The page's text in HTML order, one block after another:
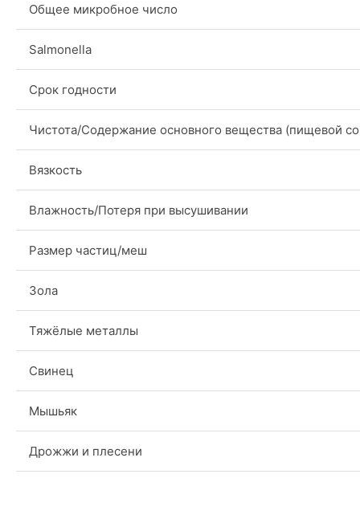
Общее микробное число
Salmonella
Срок годности
Чистота/Содержание основного вещества (пищевой
Вязкость
Влажность/Потеря при высушивании
Размер частиц/меш
Зола
Тяжёлые металлы
Свинец
Мышьяк
Дрожжи и плесени